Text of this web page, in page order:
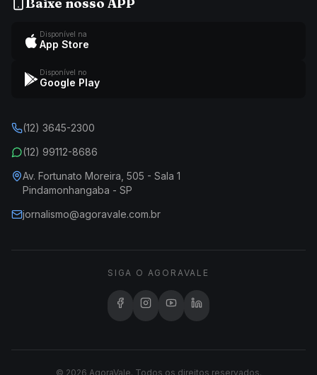
Disponível na
App Store
Disponível no
Google Play
(12) 3645-2300
(12) 99112-8686
Av. Fortunato Moreira, 505 - Sala 1
Pindamonhangaba - SP
jornalismo@agoravale.com.br
SIGA O AGORAVALE
© 2026 AgoraVale. Todos os direitos reservados.